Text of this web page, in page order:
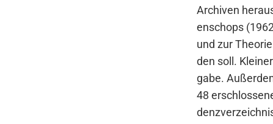
Archi­ven
en­schops
und zur
den soll.
ga­be.
48